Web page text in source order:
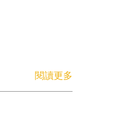
閱讀更多